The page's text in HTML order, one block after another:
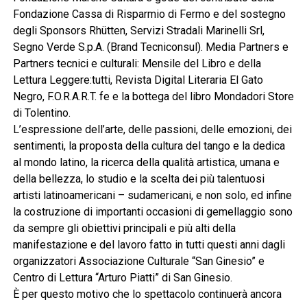
Fondazione Cassa di Risparmio di Fermo e del sostegno
degli Sponsors Rhütten, Servizi Stradali Marinelli Srl,
Segno Verde S.p.A. (Brand Tecniconsul). Media Partners e
Partners tecnici e culturali: Mensile del Libro e della
Lettura Leggere:tutti, Revista Digital Literaria El Gato
Negro, F.O.R.A.R.T. fe e la bottega del libro Mondadori Store
di Tolentino.
L’espressione dell’arte, delle passioni, delle emozioni, dei
sentimenti, la proposta della cultura del tango e la dedica
al mondo latino, la ricerca della qualità artistica, umana e
della bellezza, lo studio e la scelta dei più talentuosi
artisti latinoamericani – sudamericani, e non solo, ed infine
la costruzione di importanti occasioni di gemellaggio sono
da sempre gli obiettivi principali e più alti della
manifestazione e del lavoro fatto in tutti questi anni dagli
organizzatori Associazione Culturale “San Ginesio” e
Centro di Lettura “Arturo Piatti” di San Ginesio.
È per questo motivo che lo spettacolo continuerà ancora